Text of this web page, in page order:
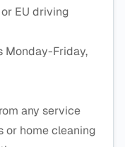
EU driving
Monday-Friday,
any service
or home cleaning